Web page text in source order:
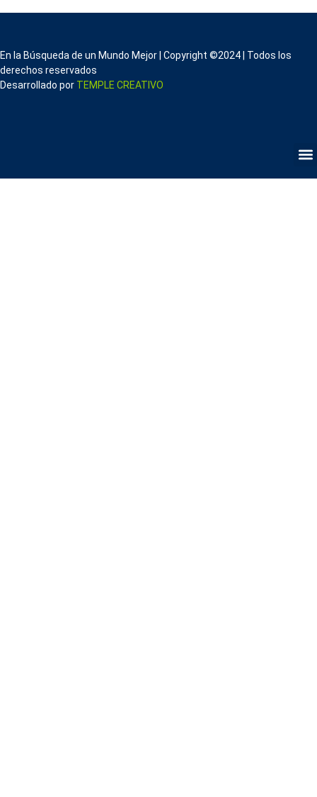
En la Búsqueda de un Mundo Mejor | Copyright ©2024 | Todos los
derechos reservados
Desarrollado por TEMPLE CREATIVO